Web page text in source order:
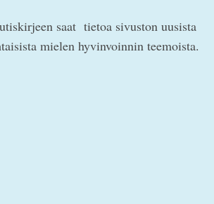
saat tietoa sivuston uusista
mielen hyvinvoinnin teemoista.